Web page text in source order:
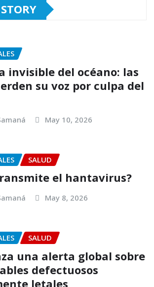
invisible del océano: las
su voz por culpa del
May 10, 2026
SALUD
el hantavirus?
May 8, 2026
SALUD
una alerta global sobre
defectuosos
letales